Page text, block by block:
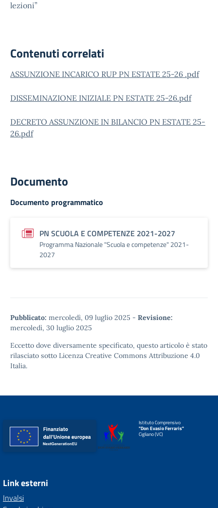
lezioni”
Contenuti correlati
ASSUNZIONE INCARICO RUP PN ESTATE 25-26 .pdf
DISSEMINAZIONE INIZIALE PN ESTATE 25-26.pdf
DECRETO ASSUNZIONE IN BILANCIO PN ESTATE 25-
26.pdf
Documento
Documento programmatico
PN SCUOLA E COMPETENZE 2021-2027
Programma Nazionale "Scuola e competenze" 2021-
2027
Pubblicato: mercoledì, 09 luglio 2025 - Revisione:
mercoledì, 30 luglio 2025
Eccetto dove diversamente specificato, questo articolo è stato
rilasciato sotto Licenza Creative Commons Attribuzione 4.0
Italia.
Istituto Comprensivo
"Don Evasio Ferraris"
Cigliano (VC)
Link esterni
Invalsi